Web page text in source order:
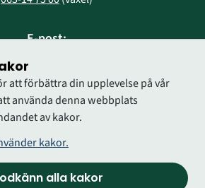
att förbättra din upplevelse på vår
använda denna webbplats
av kakor.
kakor.
alla kakor
E-post:
region@regionjh.se